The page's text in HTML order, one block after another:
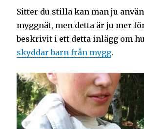
Sitter du stilla kan man ju
myggnät, men detta är ju mer
beskrivit i ett detta inlägg om
skyddar barn från mygg.